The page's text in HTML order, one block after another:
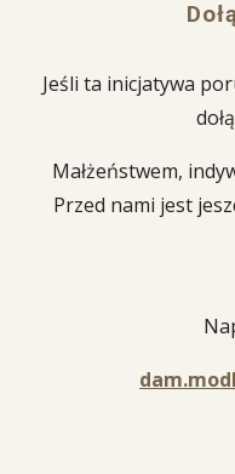
Jeśli ta inicjatywa
Małżeństwem,
Przed nami jest